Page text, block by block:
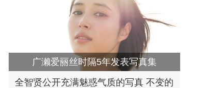
广濑爱丽丝时隔5年发表写真集
全智贤公开充满魅惑气质的写真 不变的